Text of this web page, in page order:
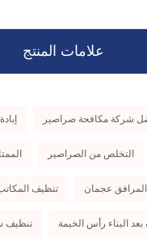
علامات المنتج
شركة مكافحة صراصير
التخلص من الصراصير
عجمان تنظيف
البناء رأس الخيمة تنظيف